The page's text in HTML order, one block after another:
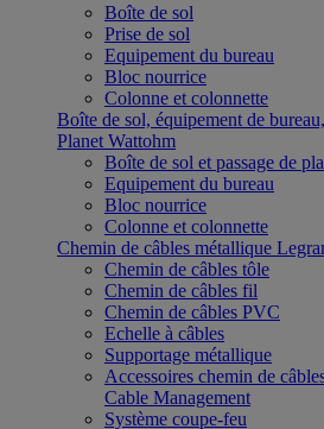
Boîte de sol
Prise de sol
Equipement du bureau
Bloc nourrice
Colonne et colonnette
Boîte de sol, équipement de
Planet Wattohm
Boîte de sol et passage de
Equipement du bureau
Bloc nourrice
Colonne et colonnette
Chemin de câbles métallique
Chemin de câbles tôle
Chemin de câbles fil
Chemin de câbles PVC
Echelle à câbles
Supportage métallique
Accessoires chemin de
Cable Management
Système coupe-feu